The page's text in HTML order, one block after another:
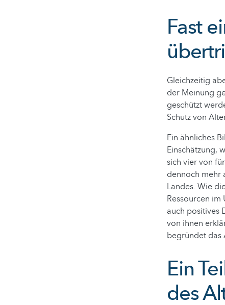
Fast
Gleichzeitig
der Meinung
geschützt
Schutz von
Ein ähnliches
Einschätzung,
sich vier von
dennoch mehr
Landes. Wie
Ressourcen
auch positives
von ihnen
begründet das
Ein
des